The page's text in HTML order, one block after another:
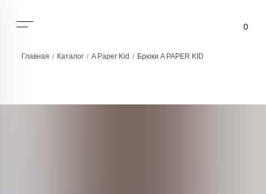
Главная / Каталог / A Paper Kid / Брюки A PAPER KID